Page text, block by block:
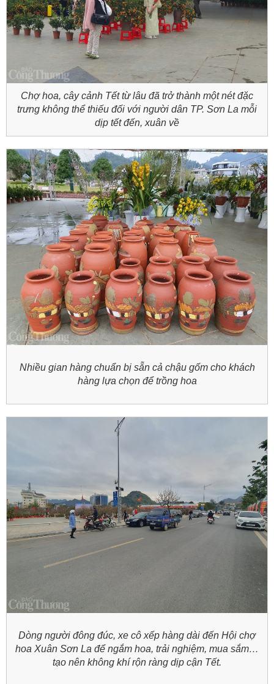
Chợ hoa, cây cảnh Tết từ lâu đã trở thành một nét đặc
trưng không thể thiếu đối với người dân TP. Sơn La mỗi
dịp tết đến, xuân về
Nhiều gian hàng chuẩn bị sẵn cả chậu gốm cho khách
hàng lựa chọn để trồng hoa
Dòng người đông đúc, xe cô xếp hàng dài đến Hội chợ
hoa Xuân Sơn La để ngắm hoa, trải nghiệm, mua sắm…
tạo nên không khí rộn ràng dịp cận Tết.